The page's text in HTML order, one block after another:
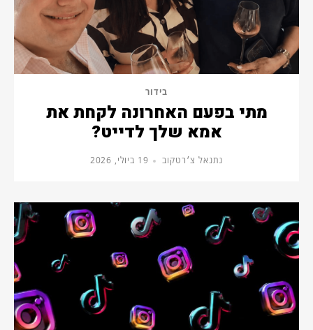
בידור
מתי בפעם האחרונה לקחת את
אמא שלך לדייט?
נתנאל צ׳רטקוב 19 ביולי, 2026